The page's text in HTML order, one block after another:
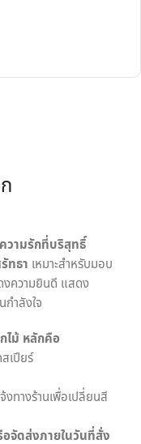
ความรักที่บริสุทธิ์
ทธา เหมาะสำหรับมอบ
งความยินดี แสดง
ำลังใจ
ไม้ หลักคือ
เปียร์
ทางร้านเพื่อเปลี่ยนสี
อจัดส่งภายในวันที่สั่ง